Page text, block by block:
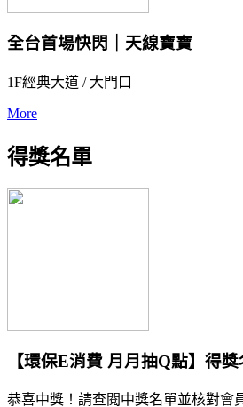
全台首場快閃｜天線寶寶
1F經典大道 / 大門口
More
得獎名單
【環保E消費 月月抽Q點】得
恭喜中獎！請查閱中獎名單並核對會